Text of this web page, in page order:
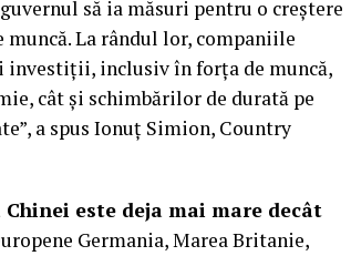
să ia măsuri pentru o creştere
La rândul lor, companiile
investiţii, inclusiv în forţa de muncă,
cât şi schimbărilor de durată pe
a spus Ionuţ Simion, Country
este deja mai mare decât
Germania, Marea Britanie,